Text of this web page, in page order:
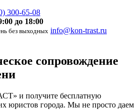
300-65-08
до 18:00
без выходных info@kon-trast.ru
сопровождение
и получите бесплатную
юристов города. Мы не просто даем